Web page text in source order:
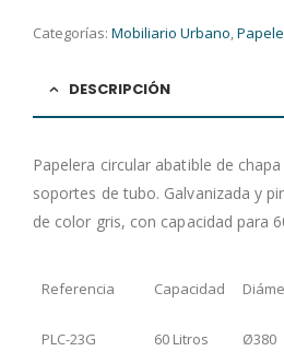
Categorías: Mobiliario Urbano,
DESCRIPCIÓN
Papelera circular abatible de
soportes de tubo. Galvanizada y
de color gris, con capacidad para
Referencia Capacidad
PLC-23G 60 Litros Ø380